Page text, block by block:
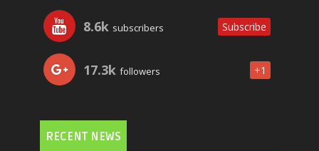
8.6k subscribers Subscribe
17.3k followers +1
RECENT NEWS